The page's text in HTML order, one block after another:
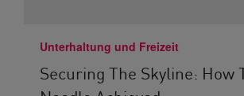
Unterhaltung und Freizeit
Securing The Skyline: How